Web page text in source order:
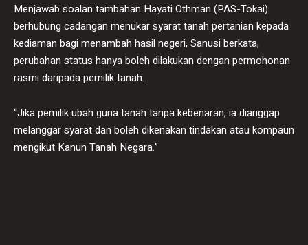
Menjawab soalan tambahan Hayati Othman (PAS-Tokai)
berhubung cadangan menukar syarat tanah pertanian kepada
kediaman bagi menambah hasil negeri, Sanusi berkata,
perubahan status hanya boleh dilakukan dengan permohonan
rasmi daripada pemilik tanah.
“Jika pemilik ubah guna tanah tanpa kebenaran, ia dianggap
melanggar syarat dan boleh dikenakan tindakan atau kompaun
mengikut Kanun Tanah Negara.”